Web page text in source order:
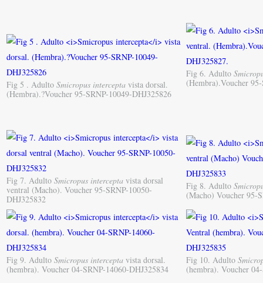
Fig 5 . Adulto Smicropus intercepta vista dorsal.
(Hembra).?Voucher 95-SRNP-10049-DHJ325826
Fig 6. Adulto
(Hembra).Voucher
Fig 7. Adulto Smicropus intercepta vista dorsal
ventral (Macho). Voucher 95-SRNP-10050-
DHJ325832
Fig 8. Adulto
(Macho) Voucher 95-
Fig 9. Adulto Smicropus intercepta vista dorsal.
(hembra). Voucher 04-SRNP-14060-DHJ325834
Fig 10. Adulto
(hembra). Voucher